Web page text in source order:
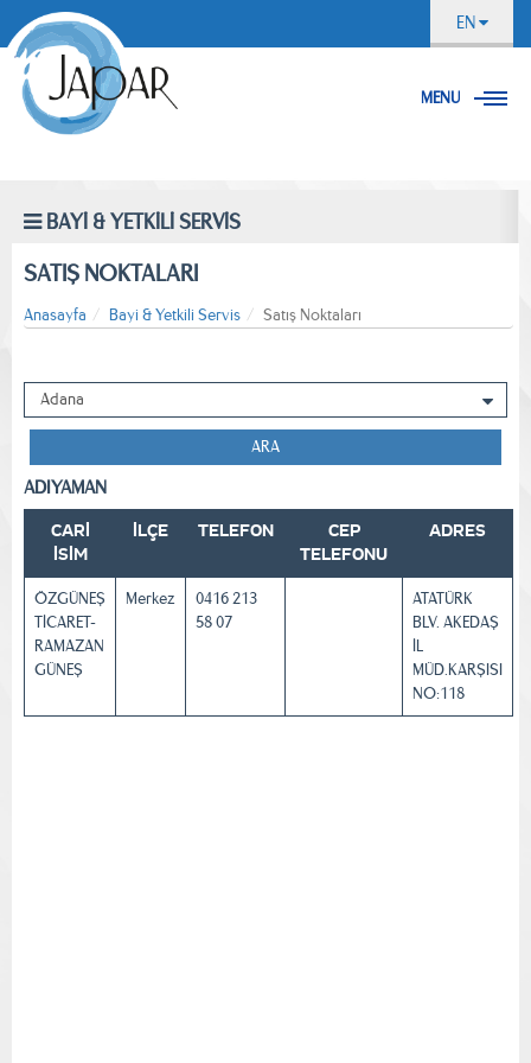
EN
MENU
BAYİ & YETKİLİ SERVİS
SATIŞ NOKTALARI
Anasayfa Bayi & Yetkili Servis Satış Noktaları
ARA
ADIYAMAN
CARİ
İSİM
İLÇE TELEFON
CEP
TELEFONU
ADRES
ÖZGÜNEŞ
TİCARET-
RAMAZAN
GÜNEŞ
Merkez
0416 213
58 07
ATATÜRK
BLV. AKEDAŞ
İL
MÜD.KARŞISI
NO:118